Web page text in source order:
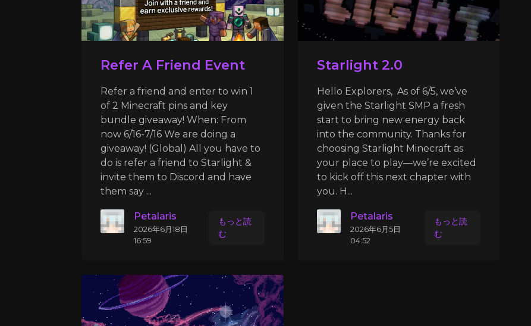
Refer A Friend Event
Refer a friend and enter to win 1
of 2 Minecraft pins and key
bundle giveaway! When: From
now 6/16-7/16 We are doing a
giveaway! (Global) All you have to
do is refer a friend to Starlight &
invite them to Discord and have
them say ...
Petalaris
2026年6月18日
16:59
もっと読
む
Starlight 2.0
Hello Explorers, As of 6/5, we’ve
given the Starlight SMP a fresh
start to bring new energy back
into the community. Thanks for
choosing Starlight Minecraft as
your place to play—we’re excited
to kick off this next chapter with
you. H...
Petalaris
2026年6月5日
04:52
もっと読
む